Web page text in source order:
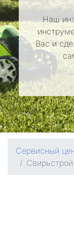
Наш
Вас и
Сервисный
Свирьстрой